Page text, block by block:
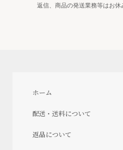
返信、商品の発送業務等はお休
ホーム
配送・送料について
返品について